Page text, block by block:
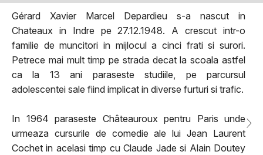
Gérard Xavier Marcel Depardieu s-a nascut in
Chateaux in Indre pe 27.12.1948. A crescut intr-o
familie de muncitori in mijlocul a cinci frati si surori.
Petrece mai mult timp pe strada decat la scoala astfel
ca la 13 ani paraseste studiile, pe parcursul
adolescentei sale fiind implicat in diverse furturi si trafic.
In 1964 paraseste Châteauroux pentru Paris unde
urmeaza cursurile de comedie ale lui Jean Laurent
Cochet in acelasi timp cu Claude Jade si Alain Doutey